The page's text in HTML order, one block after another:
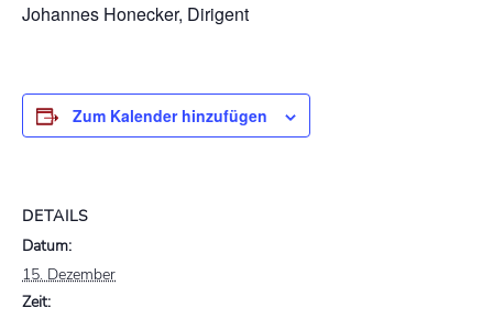
Johannes Honecker, Dirigent
Zum Kalender hinzufügen
DETAILS
Datum:
15. Dezember
Zeit: